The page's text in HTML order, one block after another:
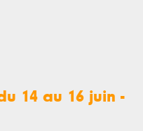
14 au 16 juin -